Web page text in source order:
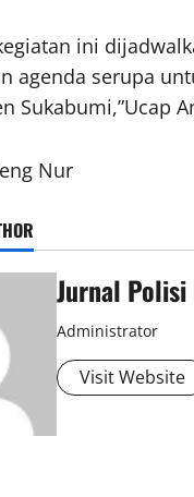
ini
agenda serupa
Sukabumi,”Ucap
Nur
Jurnal Polisi
Administrator
Visit Website